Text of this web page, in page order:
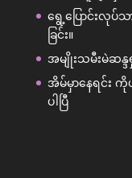
ရွေ့ပြောင်းလုပ်
ခြင်း။
အမျိုးသမီးမဲဆန္
အိမ်မှာ​နေရင်း
ပါပြီ